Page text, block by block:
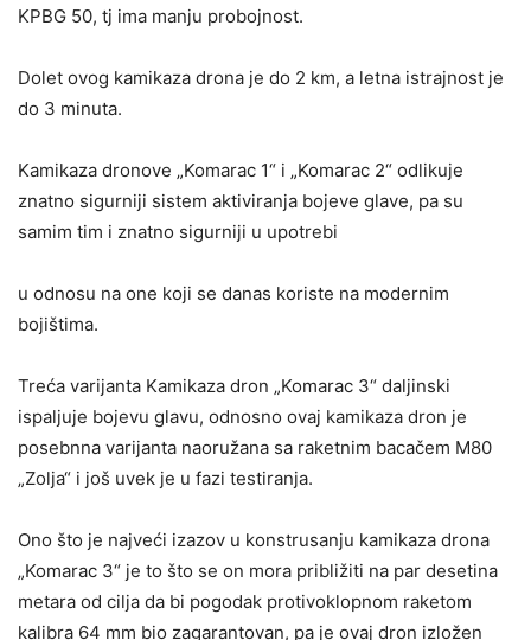
KPBG 50, tj ima manju probojnost.
Dolet ovog kamikaza drona je do 2 km, a letna istrajnost je
do 3 minuta.
Kamikaza dronove „Komarac 1“ i „Komarac 2“ odlikuje
znatno sigurniji sistem aktiviranja bojeve glave, pa su
samim tim i znatno sigurniji u upotrebi
u odnosu na one koji se danas koriste na modernim
bojištima.
Treća varijanta Kamikaza dron „Komarac 3“ daljinski
ispaljuje bojevu glavu, odnosno ovaj kamikaza dron je
posebnna varijanta naoružana sa raketnim bacačem M80
„Zolja“ i još uvek je u fazi testiranja.
Ono što je najveći izazov u konstrusanju kamikaza drona
„Komarac 3“ je to što se on mora približiti na par desetina
metara od cilja da bi pogodak protivoklopnom raketom
kalibra 64 mm bio zagarantovan, pa je ovaj dron izložen